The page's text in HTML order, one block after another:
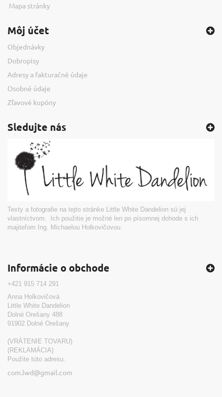
Mapa stránky
Môj účet
Objednávky
Dobropisy
Adresy a fakturačné údaje
Osobné údaje
Zľavové kupóny
Sledujte nás
Texty a fotografie na tejto stránke Little White Dandelion sú jej
vlastníctvom. Ich použitie je možné len po písomnej dohode s ich
majiteľom Ing. Michaelou Holkovičovou.
Informácie o obchode
+421 915 714 291
Anna Holkovičová
Little White Dandelion
Dolné Orešany 488
91902 Dolné Orešany
(VRÁTENIE TOVARU)
(REKLAMÁCIA)
Použite túto adresu.
com.lwd@gmail.com